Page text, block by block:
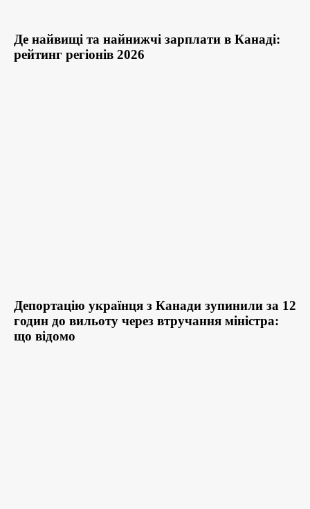
Де найвищі та найнижчі зарплати в Канаді:
рейтинг регіонів 2026
Депортацію українця з Канади зупинили за 12
годин до вильоту через втручання міністра:
що відомо